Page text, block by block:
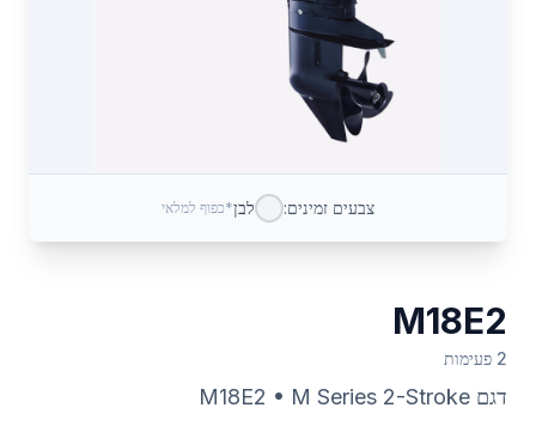
צבעים זמינים: לבן*כפוף למלאי
M18E2
2 פעימות
דגם M18E2 • M Series 2-Stroke